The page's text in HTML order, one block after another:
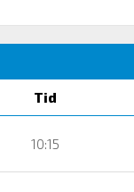
Tid
10:15